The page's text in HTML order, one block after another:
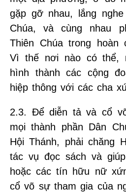
gặp gỡ nhau, lắng
Chúa, và cùng nhau
Thiên Chúa trong hoàn
Vì thế nơi nào có thể,
hình thành các cộng
hiệp thông với các cha
2.3. Để diễn tả và cổ
mọi thành phần Dân
Hội Thánh, phải chăng
tác vụ đọc sách và
hoặc các tín hữu nữ
cổ võ sự tham gia của